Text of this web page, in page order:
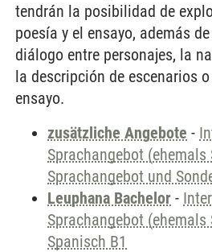
tendrán la posibilidad de
poesía y el ensayo, además
diálogo entre personajes, la
la descripción de escenarios
ensayo.
zusätzliche Angebote -
Sprachangebot
Sprachangebot und
Leuphana Bachelor -
Sprachangebot
Spanisch B1